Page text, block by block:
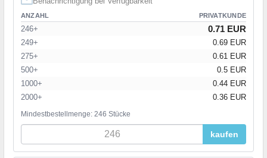
ANZAHL PRIVATKUNDE
246+ 0.71 EUR
249+
0.69 EUR
275+
0.61 EUR
500+
0.5 EUR
1000+
0.44 EUR
2000+
0.36 EUR
Mindestbestellmenge: 246 Stücke
kaufen